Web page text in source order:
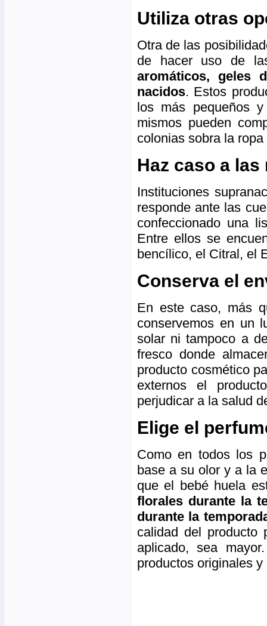
Utiliza otras
Otra de las
de hacer uso de
aromáticos, geles
nacidos. Estos
los más pequeños
mismos pueden
colonias sobra la
Haz caso a
Instituciones
responde ante las
confeccionado una
Entre ellos se
bencílico, el Citral, el
Conserva el
En este caso, más
conservemos en un
solar ni tampoco a
fresco donde
producto cosmético
externos el
perjudicar a la salud
Elige el
Como en todos los
base a su olor y a la
que el bebé huela
florales durante la
durante la
calidad del producto
aplicado, sea
productos originales